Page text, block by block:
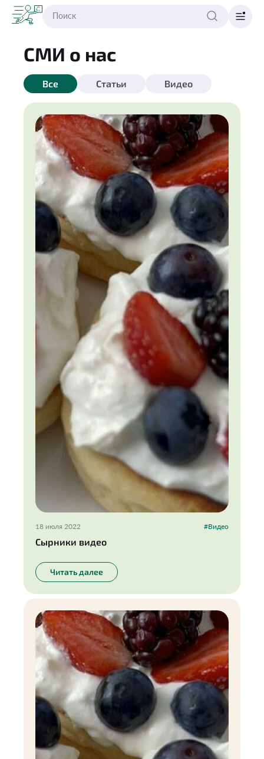
СМИ о нас
Все Статьи Видео
18 июля 2022 #Видео
Сырники видео
Читать далее